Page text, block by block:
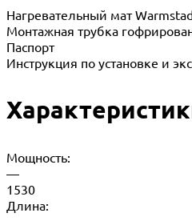
Нагревательный мат
Монтажная трубка
Паспорт
Инструкция по установке и
Мощность:
—
1530
Длина: